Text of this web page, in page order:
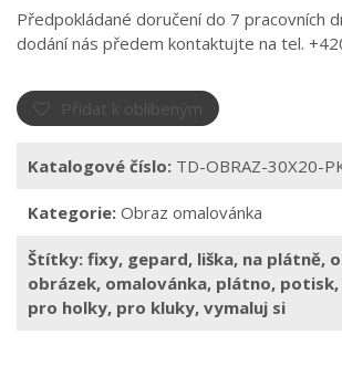
množství
Předpokládané doručení do 7 pracovních
dodání nás předem kontaktujte na tel.
Přidat k oblíbeným
Katalogové číslo: TD-OBRAZ-30X20-
Kategorie: Obraz omalovánka
Štítky: fixy, gepard, liška, na plátně,
obrázek, omalovánka, plátno, potisk,
pro holky, pro kluky, vymaluj si